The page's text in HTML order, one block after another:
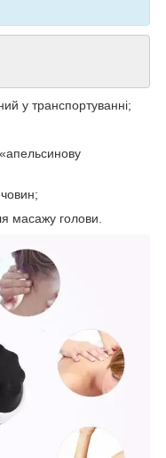
у транспортуванні;
масажу голови.